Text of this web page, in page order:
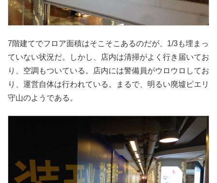
7階建てでフロア面積はそこそこあるのだが、1/3も埋まっ
ていない状況だ。しかし、店内は清掃がよく行き届いてお
り、空調もついている。店内には警備員がウロウロしてお
り、運営自体は行われている。まるで、明るい廃墟ピエリ
守山のようである。